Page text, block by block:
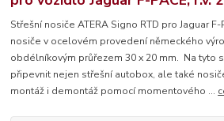
Střešní nosiče ATERA Signo RTD pro Jaguar
nosiče v ocelovém provedení německého
obdélníkovým průřezem 30 x 20 mm. Na tyto
připevnit nejen střešní autobox, ale také
montáž i demontáž pomocí momentového ...